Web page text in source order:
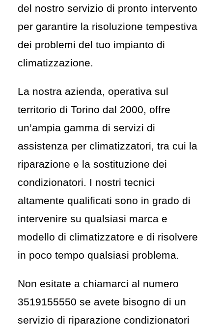
del nostro servizio di pronto intervento
per garantire la risoluzione tempestiva
dei problemi del tuo impianto di
climatizzazione.
La nostra azienda, operativa sul
territorio di Torino dal 2000, offre
un’ampia gamma di servizi di
assistenza per climatizzatori, tra cui la
riparazione e la sostituzione dei
condizionatori. I nostri tecnici
altamente qualificati sono in grado di
intervenire su qualsiasi marca e
modello di climatizzatore e di risolvere
in poco tempo qualsiasi problema.
Non esitate a chiamarci al numero
3519155550 se avete bisogno di un
servizio di riparazione condizionatori